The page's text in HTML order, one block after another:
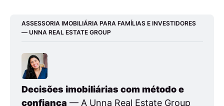
ASSESSORIA IMOBILIÁRIA PARA FAMÍLIAS E INVESTIDORES
— UNNA REAL ESTATE GROUP
Decisões imobiliárias com método e
confiança — A Unna Real Estate Group